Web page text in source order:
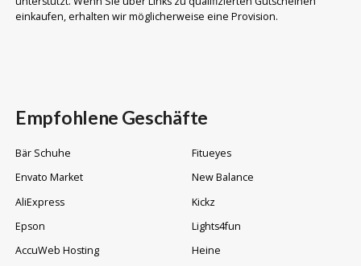
einkaufen, erhalten wir möglicherweise eine Provision.
Empfohlene Geschäfte
Bär Schuhe
Fitueyes
Envato Market
New Balance
AliExpress
Kickz
Epson
Lights4fun
AccuWeb Hosting
Heine